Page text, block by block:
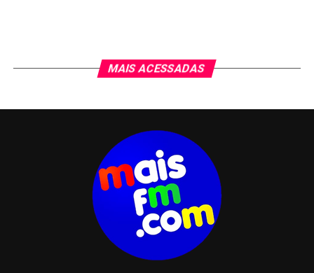
MAIS ACESSADAS